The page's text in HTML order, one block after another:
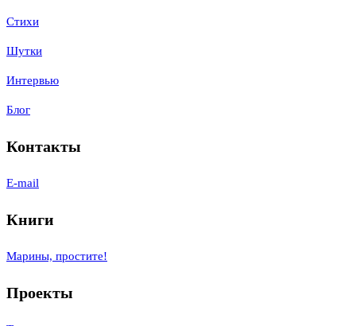
Стихи
Шутки
Интервью
Блог
Контакты
E-mail
Книги
Марины, простите!
Проекты